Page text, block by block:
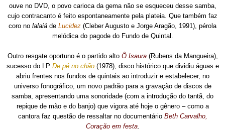
ouve no DVD, o povo carioca da gema não se esqueceu desse samba,
cujo contracanto é feito espontaneamente pela plateia. Que também faz
coro no lalaiá de Lucidez (Cleber Augusto e Jorge Aragão, 1991), pérola
melódica do pagode do Fundo de Quintal.
Outro resgate oportuno é o partido alto Ô Isaura(Rubens da Mangueira),
sucesso do LP De pé no chão(1978), disco histórico que dividiu águas e
abriu frentes nos fundos de quintais ao introduzir e estabelecer, no
universo fonográfico, um novo padrão para a gravação de discos de
samba, apresentando uma sonoridade (com a introdução do tantã, do
repique de mão e do banjo) que vigora até hoje o gênero – como a
cantora faz questão de ressaltar no documentário Beth Carvalho,
Coração em festa.